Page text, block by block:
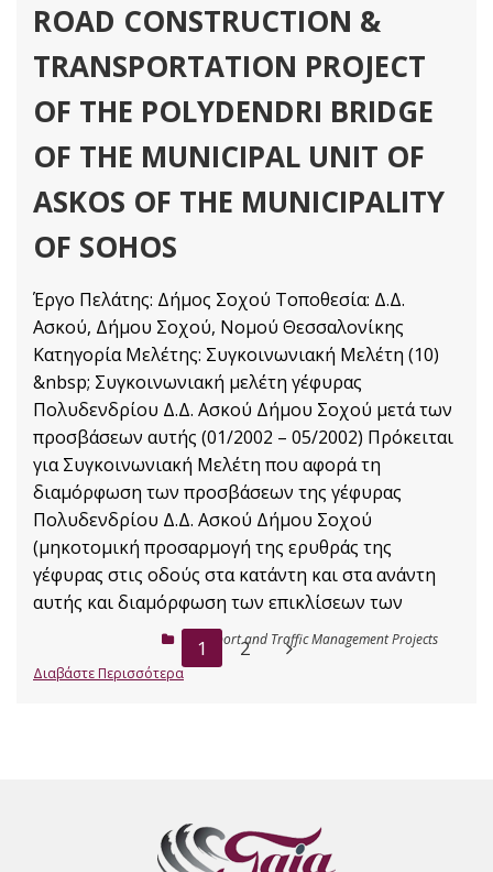
ROAD CONSTRUCTION &
TRANSPORTATION PROJECT
OF THE POLYDENDRI BRIDGE
OF THE MUNICIPAL UNIT OF
ASKOS OF THE MUNICIPALITY
OF SOHOS
Έργο Πελάτης: Δήμος Σοχού Τοποθεσία: Δ.Δ.
Ασκού, Δήμου Σοχού, Νομού Θεσσαλονίκης
Κατηγορία Μελέτης: Συγκοινωνιακή Μελέτη (10)
&nbsp; Συγκοινωνιακή μελέτη γέφυρας
Πολυδενδρίου Δ.Δ. Ασκού Δήμου Σοχού μετά των
προσβάσεων αυτής (01/2002 – 05/2002) Πρόκειται
για Συγκοινωνιακή Μελέτη που αφορά τη
διαμόρφωση των προσβάσεων της γέφυρας
Πολυδενδρίου Δ.Δ. Ασκού Δήμου Σοχού
(μηκοτομική προσαρμογή της ερυθράς της
γέφυρας στις οδούς στα κατάντη και στα ανάντη
αυτής και διαμόρφωση των επικλίσεων των
Transport and Traffic Management Projects
Διαβάστε Περισσότερα
1 2